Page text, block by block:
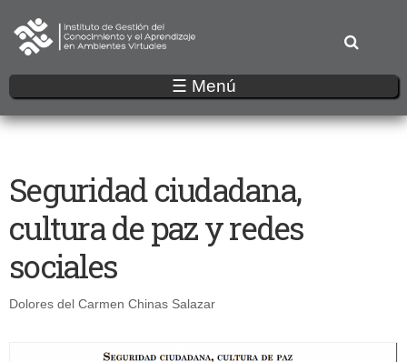
al
contenido
principal
☰ Menú
Seguridad ciudadana,
cultura de paz y redes
sociales
Dolores del Carmen Chinas Salazar